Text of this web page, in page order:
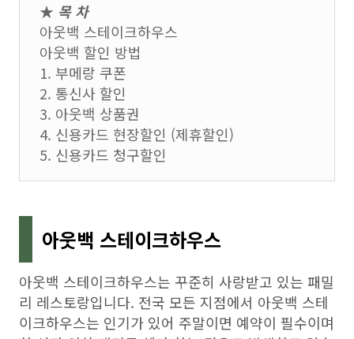
★ 목 차
아웃백 스테이크하우스
아웃백 할인 방법
1. 부메랑 쿠폰
2. 통신사 할인
3. 아웃백 상품권
4. 신용카드 현장할인 (제휴할인)
5. 신용카드 청구할인
아웃백 스테이크하우스
아웃백 스테이크하우스는 꾸준히 사랑받고 있는 패밀
리 레스토랑입니다. 전국 모든 지점에서 아웃백 스테
이크하우스는 인기가 있어 주말이면 예약이 필수이며